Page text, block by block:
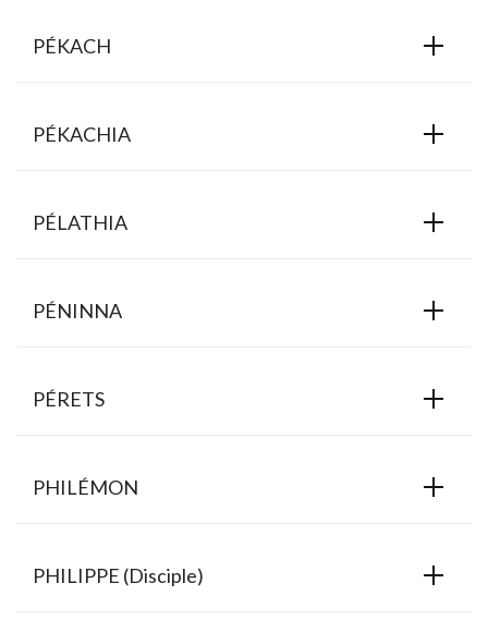
PÉKACH
PÉKACHIA
PÉLATHIA
PÉNINNA
PÉRETS
PHILÉMON
PHILIPPE (Disciple)